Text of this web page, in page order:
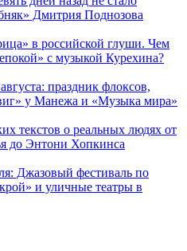
Дмитрия Поднозова
в российской глуши. Чем
с музыкой Курехина?
праздник флоксов,
у Манежа и «Музыка мира»
текстов о реальных людях от
до Энтони Хопкинса
Джазовый фестиваль по
и уличные театры в